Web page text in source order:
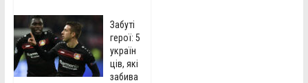
Забуті
герої: 5
україн
ців, які
забива